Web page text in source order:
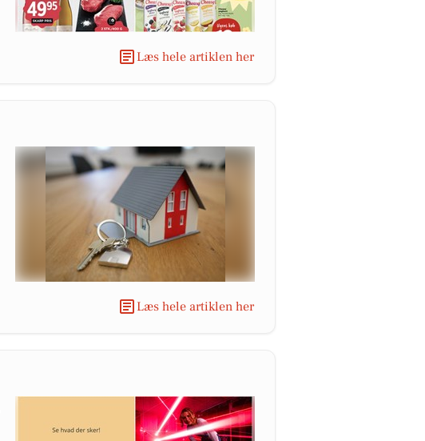
Læs hele artiklen her
Læs hele artiklen her